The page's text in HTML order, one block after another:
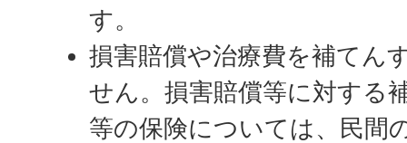
す。
損害賠償や治療費を補てん
せん。損害賠償等に対する
等の保険については、民間